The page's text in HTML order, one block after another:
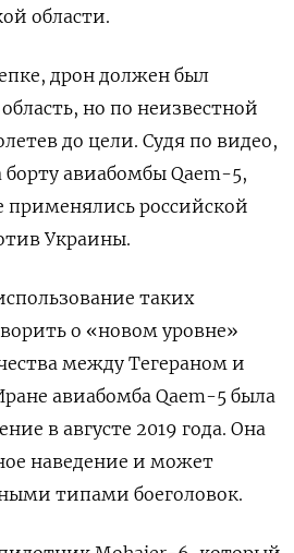
области.
дрон должен был
но по неизвестной
до цели. Судя по видео,
борту авиабомбы Qaem-5,
применялись российской
Украины.
таких
о «новом уровне»
между Тегераном и
авиабомба Qaem-5 была
в августе 2019 года. Она
наведение и может
типами боеголовок.